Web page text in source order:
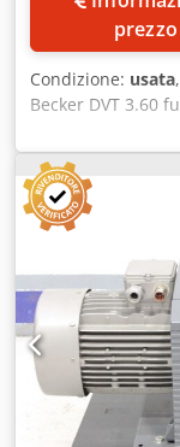
prezzo
Condizione: usata
Becker DVT 3.60
costruzione /
volumetrica 50 Hz
Pressione/Vuoto
Hz - ±0,6 bar
sonoro 50 Hz /
volumetrica 60
Pressione/Vuoto
60 Hz - ±0,6 bar
Livello sonoro 60
Peso/Peso - 47 kg
Videoispezione
Telegram In
immediatamente